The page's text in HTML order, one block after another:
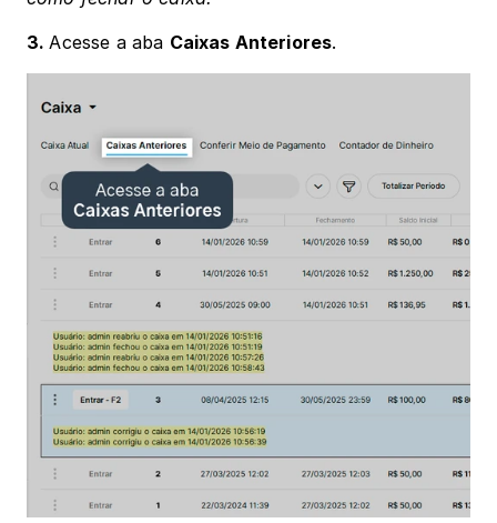
3. Acesse a aba Caixas Anteriores.